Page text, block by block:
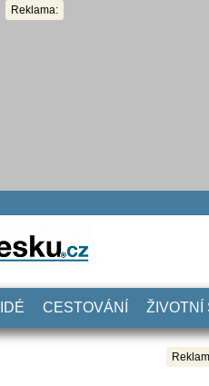
Reklama:
CESTOVÁNÍ ŽIVOTNÍ